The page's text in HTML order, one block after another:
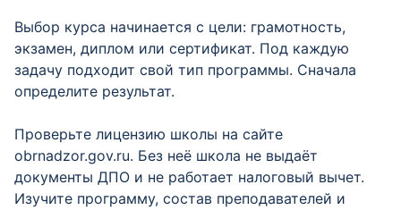
Выбор курса начинается с цели: грамотность,
экзамен, диплом или сертификат. Под каждую
задачу подходит свой тип программы. Сначала
определите результат.
Проверьте лицензию школы на сайте
obrnadzor.gov.ru. Без неё школа не выдаёт
документы ДПО и не работает налоговый вычет.
Изучите программу, состав преподавателей и